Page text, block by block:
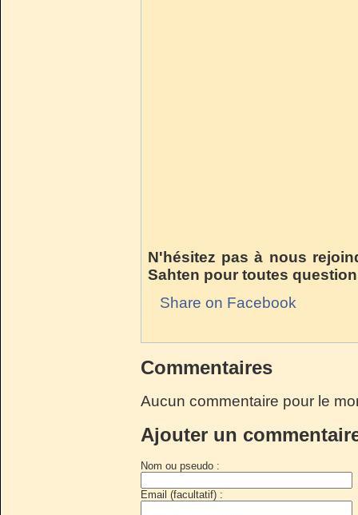
N'hésitez pas à nous
Sahten pour toutes
Share on Facebook
Commentaires
Aucun commentaire pour le
Ajouter un
Nom ou pseudo :
Email (facultatif) :